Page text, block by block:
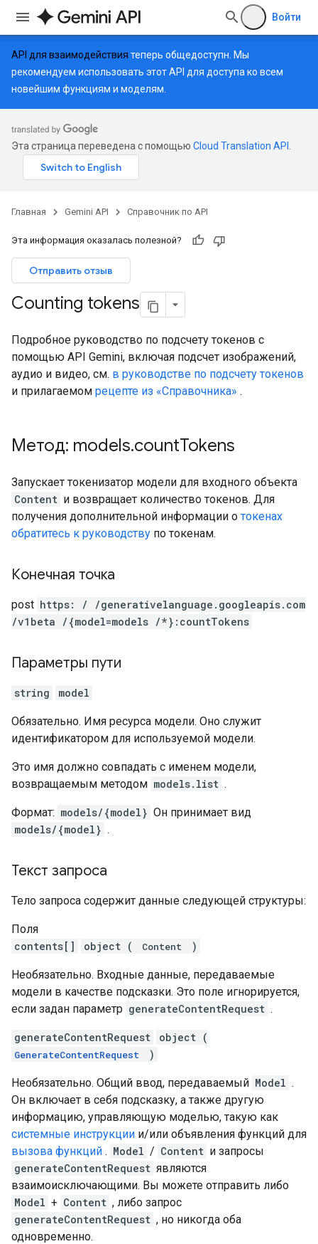
Войти
API для взаимодействия теперь общедоступн. Мы
рекомендуем использовать этот API для доступа ко всем
новейшим функциям и моделям.
Эта страница переведена с помощью Cloud Translation API
Главная Gemini API Справочник по API
Эта информация оказалась полезной?
Отправить отзыв
Counting tokens
Подробное руководство по подсчету токенов с
помощью API Gemini, включая подсчет изображений,
аудио и видео, см. в руководстве по подсчету токенов
и прилагаемом рецепте из «Справочника» .
Метод: models.countTokens
Запускает токенизатор модели для входного объекта
Content и возвращает количество токенов. Для
получения дополнительной информации о токенах
обратитесь к руководству по токенам.
Конечная точка
post https: / /generativelanguage.googleapis.com
/v1beta /{model=models /*}:countTokens
Параметры пути
string model
Обязательно. Имя ресурса модели. Оно служит
идентификатором для используемой модели.
Это имя должно совпадать с именем модели,
возвращаемым методом models.list .
Формат: models/{model} Он принимает вид
models/{model} .
Текст запроса
Тело запроса содержит данные следующей структуры:
Поля
contents[]
object ( Content )
Необязательно. Входные данные, передаваемые
модели в качестве подсказки. Это поле игнорируется,
если задан параметр generateContentRequest .
generateContentRequest object (
GenerateContentRequest )
Необязательно. Общий ввод, передаваемый Model .
Он включает в себя подсказку, а также другую
информацию, управляющую моделью, такую ​​как
системные инструкции и/или объявления функций для
вызова функций . Model / Content и запросы
generateContentRequest являются
взаимоисключающими. Вы можете отправить либо
Model + Content , либо запрос
generateContentRequest , но никогда оба
одновременно.